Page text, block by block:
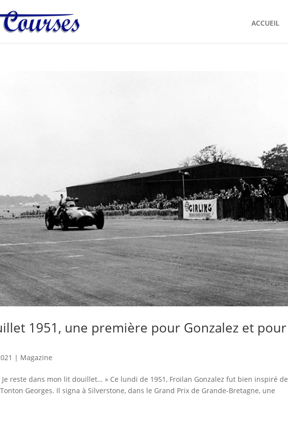
ACCUEIL
1951, une première pour Gonzalez et pour
| Magazine
reste dans mon lit douillet… » Ce lundi de 1951, Froilan Gonzalez fut bien inspiré de
Georges. Il signa à Silverstone, dans le Grand Prix de Grande-Bretagne, une